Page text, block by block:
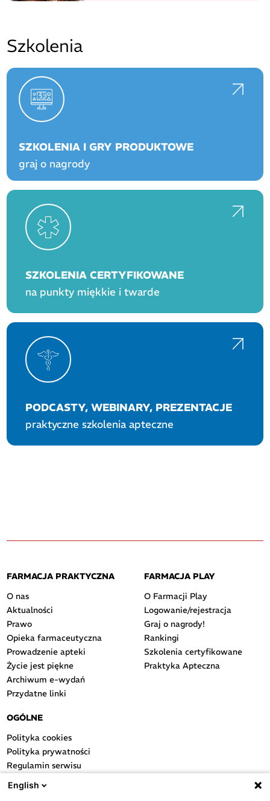
Szkolenia
SZKOLENIA I GRY PRODUKTOWE
graj o nagrody
SZKOLENIA CERTYFIKOWANE
na punkty miękkie i twarde
PODCASTY, WEBINARY, PREZENTACJE
praktyczne szkolenia apteczne
FARMACJA PRAKTYCZNA
O nas
Aktualności
Prawo
Opieka farmaceutyczna
Prowadzenie apteki
Życie jest piękne
Archiwum e-wydań
Przydatne linki
FARMACJA PLAY
O Farmacji Play
Logowanie/rejestracja
Graj o nagrody!
Rankingi
Szkolenia certyfikowane
Praktyka Apteczna
OGÓLNE
Polityka cookies
Polityka prywatności
Regulamin serwisu
Regulamin konkursu
Farmacja Play
English